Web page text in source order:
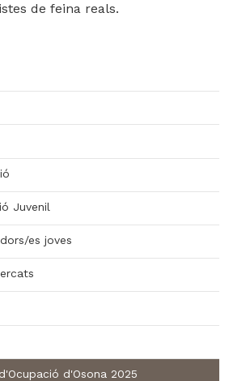
de feina reals.
Juvenil
es joves
d'Osona 2025